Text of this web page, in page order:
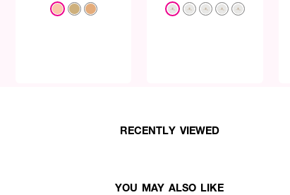
RECENTLY VIEWED
YOU MAY ALSO LIKE